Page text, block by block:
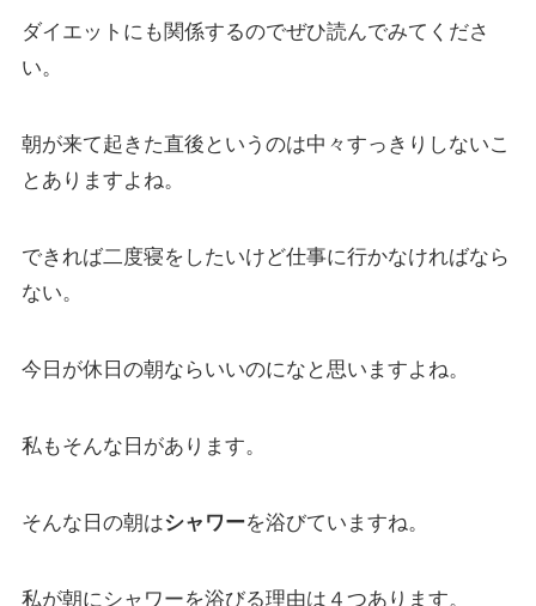
ダイエットにも関係するのでぜひ読んでみてくださ
い。
朝が来て起きた直後というのは中々すっきりしないこ
とありますよね。
できれば二度寝をしたいけど仕事に行かなければなら
ない。
今日が休日の朝ならいいのになと思いますよね。
私もそんな日があります。
そんな日の朝はシャワーを浴びていますね。
私が朝にシャワーを浴びる理由は４つあります。